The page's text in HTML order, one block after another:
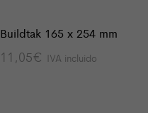
Buildtak 165 x 254 mm
11,05€ IVA incluido